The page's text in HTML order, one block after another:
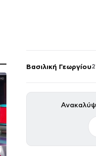
Βασιλική Γεωργίου